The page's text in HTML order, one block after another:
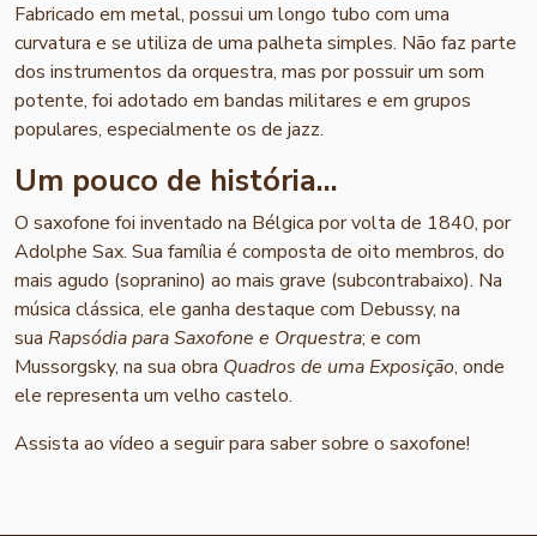
Fabricado em metal, possui um longo tubo com uma
curvatura e se utiliza de uma palheta simples. Não faz parte
dos instrumentos da orquestra, mas por possuir um som
potente, foi adotado em bandas militares e em grupos
populares, especialmente os de jazz.
Um pouco de história...
O saxofone foi inventado na Bélgica por volta de 1840, por
Adolphe Sax. Sua família é composta de oito membros, do
mais agudo (sopranino) ao mais grave (subcontrabaixo). Na
música clássica, ele ganha destaque com Debussy, na
sua Rapsódia para Saxofone e Orquestra; e com
Mussorgsky, na sua obra Quadros de uma Exposição, onde
ele representa um velho castelo.
Assista ao vídeo a seguir para saber sobre o saxofone!